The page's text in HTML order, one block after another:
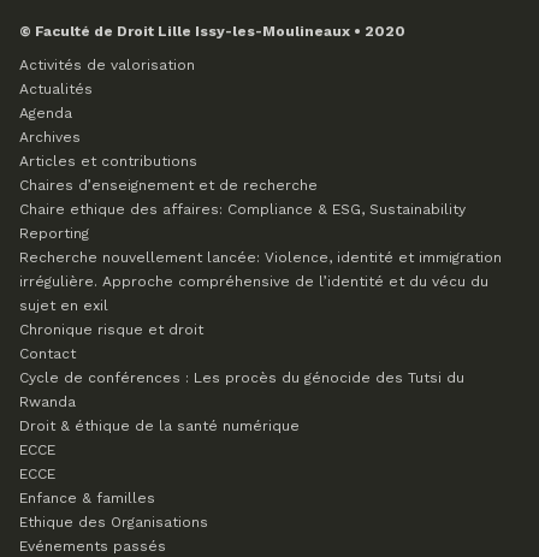
© Faculté de Droit Lille Issy-les-Moulineaux • 2020
Activités de valorisation
Actualités
Agenda
Archives
Articles et contributions
Chaires d’enseignement et de recherche
Chaire ethique des affaires: Compliance & ESG, Sustainability
Reporting
Recherche nouvellement lancée: Violence, identité et immigration
irrégulière. Approche compréhensive de l’identité et du vécu du
sujet en exil
Chronique risque et droit
Contact
Cycle de conférences : Les procès du génocide des Tutsi du
Rwanda
Droit & éthique de la santé numérique
ECCE
ECCE
Enfance & familles
Ethique des Organisations
Evénements passés